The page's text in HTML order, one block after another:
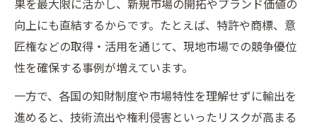
果を最大限に活かし、新規市場の開拓やブランド価値の
向上にも直結するからです。たとえば、特許や商標、意
匠権などの取得・活用を通じて、現地市場での競争優位
性を確保する事例が増えています。
一方で、各国の知財制度や市場特性を理解せずに輸出を
進めると、技術流出や権利侵害といったリスクが高まる